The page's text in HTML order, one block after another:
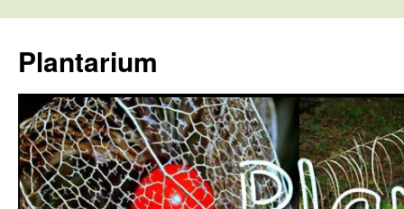
tartalomba
Plantarium